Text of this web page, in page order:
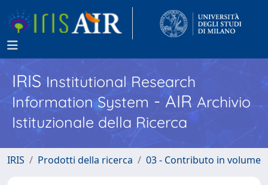
IRISInstitutional Research
Information System - AIR Archivio
Istituzionale della Ricerca
IRIS Prodotti della ricerca 03 - Contributo in volume